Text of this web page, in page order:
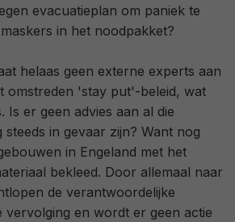
evacuatieplan om paniek te
in het noodpakket?
helaas geen externe experts aan
omstreden 'stay put'-beleid, wat
Is er geen advies aan al die
steeds in gevaar zijn? Want nog
in Engeland met het
bekleed. Door allemaal naar
de verantwoordelijke
vervolging en wordt er geen actie